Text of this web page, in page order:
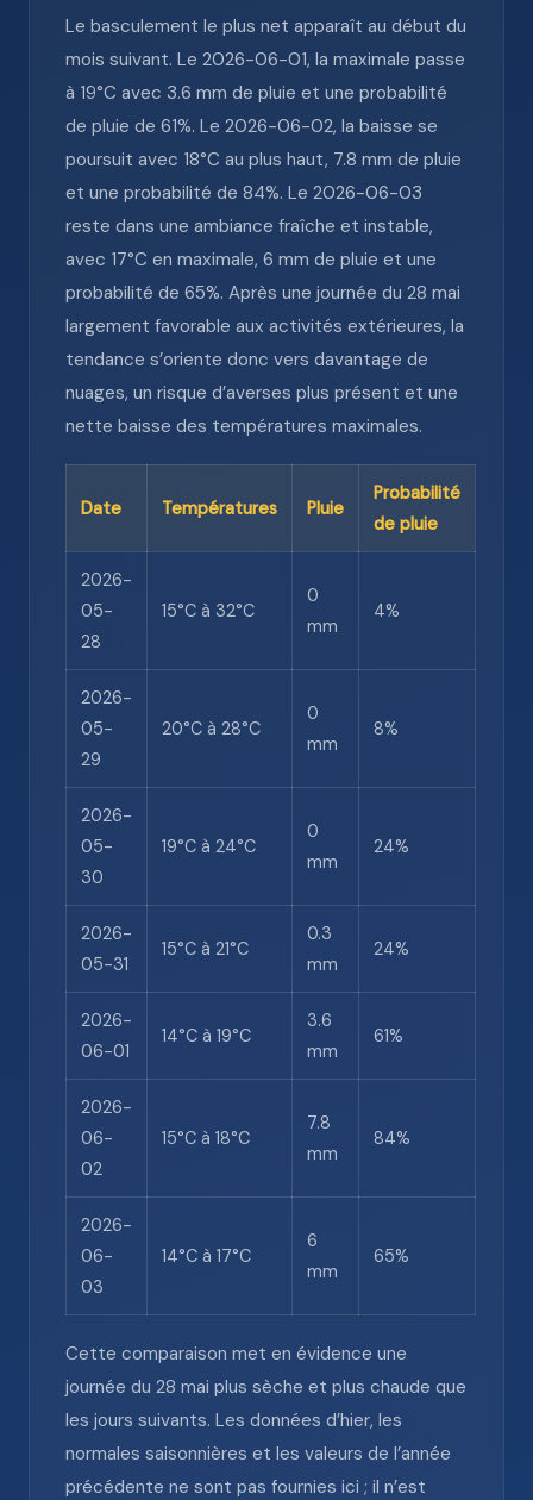
Le basculement le plus net apparaît au début du
mois suivant. Le 2026-06-01, la maximale passe
à 19°C avec 3.6 mm de pluie et une probabilité
de pluie de 61%. Le 2026-06-02, la baisse se
poursuit avec 18°C au plus haut, 7.8 mm de pluie
et une probabilité de 84%. Le 2026-06-03
reste dans une ambiance fraîche et instable,
avec 17°C en maximale, 6 mm de pluie et une
probabilité de 65%. Après une journée du 28 mai
largement favorable aux activités extérieures, la
tendance s’oriente donc vers davantage de
nuages, un risque d’averses plus présent et une
nette baisse des températures maximales.
Date Températures Pluie
Probabilité
de pluie
2026-
05-
28
15°C à 32°C
0
mm
4%
2026-
05-
29
20°C à 28°C
0
mm
8%
2026-
05-
30
19°C à 24°C
0
mm
24%
2026-
05-31
15°C à 21°C
0.3
mm
24%
2026-
06-01
14°C à 19°C
3.6
mm
61%
2026-
06-
02
15°C à 18°C
7.8
mm
84%
2026-
06-
03
14°C à 17°C
6
mm
65%
Cette comparaison met en évidence une
journée du 28 mai plus sèche et plus chaude que
les jours suivants. Les données d’hier, les
normales saisonnières et les valeurs de l’année
précédente ne sont pas fournies ici ; il n’est